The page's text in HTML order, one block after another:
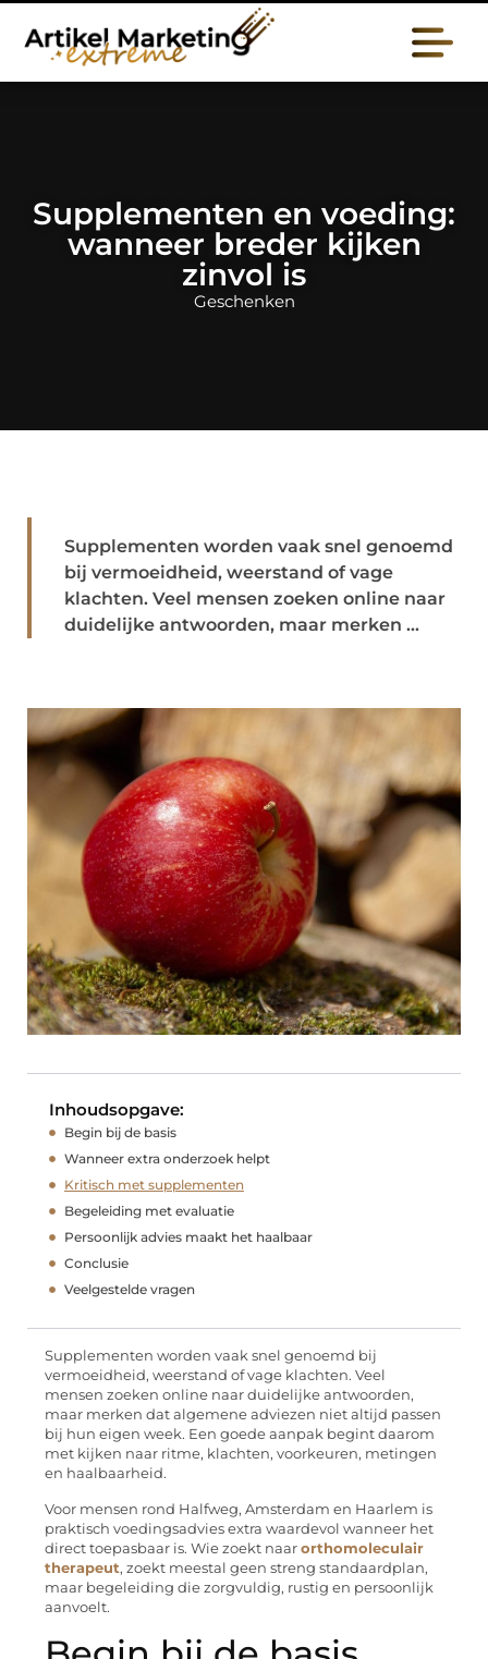
Supplementen en voeding:
wanneer breder kijken
zinvol is
Geschenken
Supplementen worden vaak snel genoemd
bij vermoeidheid, weerstand of vage
klachten. Veel mensen zoeken online naar
duidelijke antwoorden, maar merken ...
Inhoudsopgave:
Begin bij de basis
Wanneer extra onderzoek helpt
Kritisch met supplementen
Begeleiding met evaluatie
Persoonlijk advies maakt het haalbaar
Conclusie
Veelgestelde vragen
Supplementen worden vaak snel genoemd bij
vermoeidheid, weerstand of vage klachten. Veel
mensen zoeken online naar duidelijke antwoorden,
maar merken dat algemene adviezen niet altijd passen
bij hun eigen week. Een goede aanpak begint daarom
met kijken naar ritme, klachten, voorkeuren, metingen
en haalbaarheid.
Voor mensen rond Halfweg, Amsterdam en Haarlem is
praktisch voedingsadvies extra waardevol wanneer het
direct toepasbaar is. Wie zoekt naar orthomoleculair
therapeut, zoekt meestal geen streng standaardplan,
maar begeleiding die zorgvuldig, rustig en persoonlijk
aanvoelt.